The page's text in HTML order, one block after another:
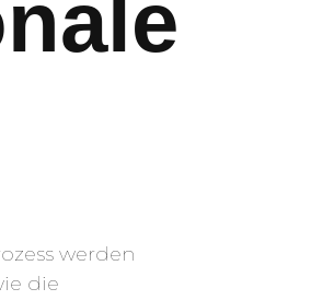
werden
die